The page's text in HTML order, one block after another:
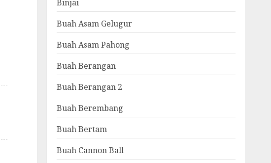
Binjai
Buah Asam Gelugur
Buah Asam Pahong
Buah Berangan
Buah Berangan 2
Buah Berembang
Buah Bertam
Buah Cannon Ball